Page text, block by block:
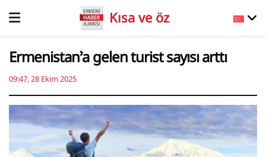
Kısa ve öz
Ermenistan’a gelen turist sayısı arttı
09:47, 28 Ekim 2025